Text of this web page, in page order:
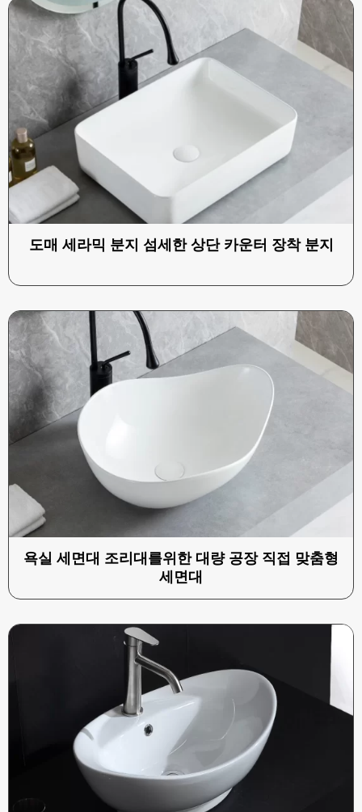
도매 세라믹 분지 섬세한 상단 카운터 장착 분지
욕실 세면대 조리대를위한 대량 공장 직접 맞춤형
세면대